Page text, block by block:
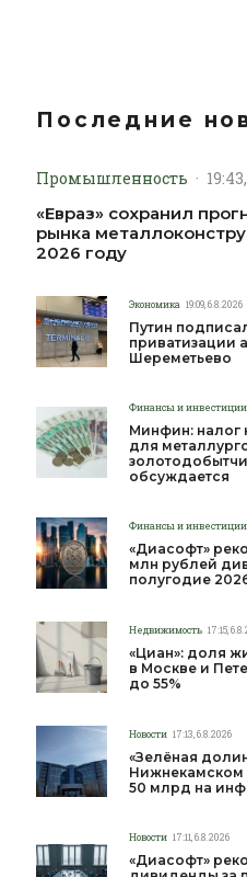
Последние
Промышленность ·
«Евраз» сохранил
рынка
2026 году
Экономика 19:09, 6.8.2026
Путин
приватизации
Шереметьево
Финансы и инвестиции
Минфин: налог
для
обсуждается
Финансы и инвестиции
«Диасофт»
млн рублей
полугодие
Недвижимость 17:15,
«Циан»: доля
в Москве и
до 55%
Новости 17:13, 6.8.2026
«Зелёная
Нижнекамском
50 млрд на
Новости 17:11, 6.8.2026
«Диасофт»